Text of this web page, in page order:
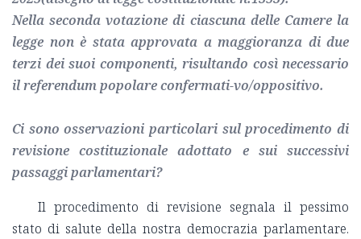
Nella seconda votazione di ciascuna delle Camere la
legge non è stata approvata a maggioranza di due
terzi dei suoi componenti, risultando così necessario
il referendum popolare confermati-vo/oppositivo.
Ci sono osservazioni particolari sul procedimento di
revisione costituzionale adottato e sui successivi
passaggi parlamentari?
Il procedimento di revisione segnala il pessimo
stato di salute della nostra democrazia parlamentare.